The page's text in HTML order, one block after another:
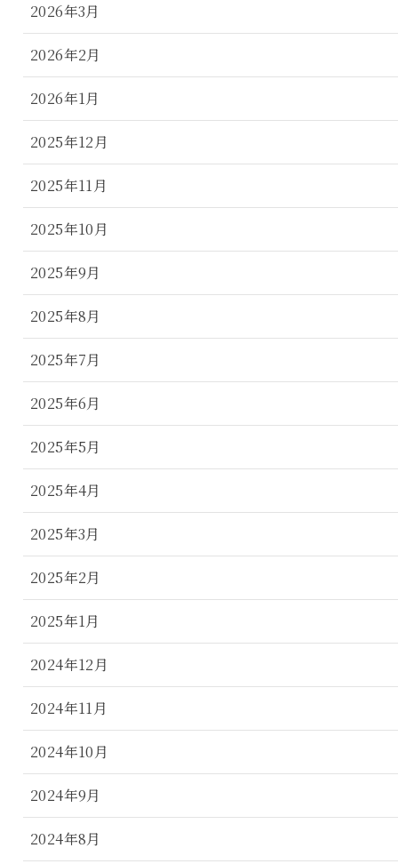
2026年3月
2026年2月
2026年1月
2025年12月
2025年11月
2025年10月
2025年9月
2025年8月
2025年7月
2025年6月
2025年5月
2025年4月
2025年3月
2025年2月
2025年1月
2024年12月
2024年11月
2024年10月
2024年9月
2024年8月